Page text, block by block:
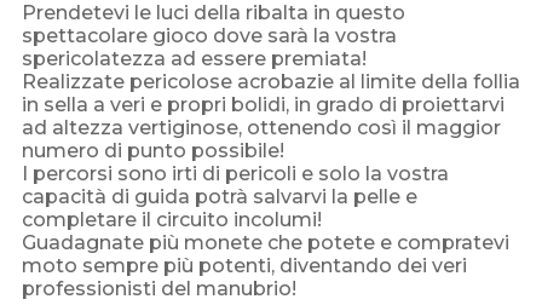
Prendetevi le luci della ribalta in questo
spettacolare gioco dove sarà la vostra
spericolatezza ad essere premiata!
Realizzate pericolose acrobazie al limite della follia
in sella a veri e propri bolidi, in grado di proiettarvi
ad altezza vertiginose, ottenendo così il maggior
numero di punto possibile!
I percorsi sono irti di pericoli e solo la vostra
capacità di guida potrà salvarvi la pelle e
completare il circuito incolumi!
Guadagnate più monete che potete e compratevi
moto sempre più potenti, diventando dei veri
professionisti del manubrio!